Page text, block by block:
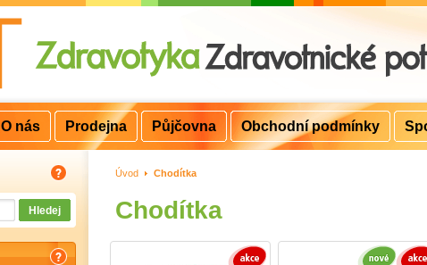
Úvod > Chodítka
Chodítka
O nás Prodejna Půjčovna Obchodní podmínky